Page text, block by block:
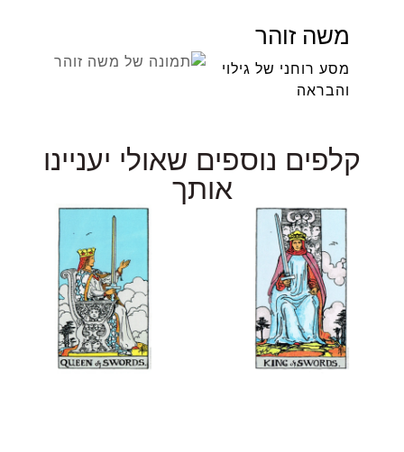
משה זוהר
מסע רוחני של גילוי
והבראה
קלפים נוספים שאולי יעניינו
אותך